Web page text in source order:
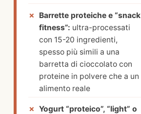
Barrette proteiche e “snack
fitness”: ultra-processati
con 15-20 ingredienti,
spesso più simili a una
barretta di cioccolato con
proteine in polvere che a un
alimento reale
Yogurt “proteico”, “light” o